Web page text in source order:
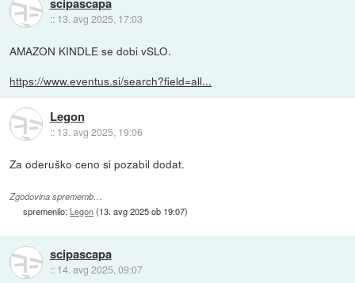
:: 13. avg 2025, 17:03
AMAZON KINDLE se dobi vSLO.
https://www.eventus.si/search?field=all...
Legon
:: 13. avg 2025, 19:06
Za oderuško ceno si pozabil dodat.
Zgodovina sprememb…
spremenilo: Legon(13. avg 2025 ob 19:07)
scipascapa
:: 14. avg 2025, 09:07